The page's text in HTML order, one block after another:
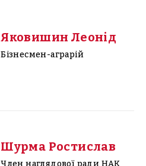
Яковишин Леонід
Бізнесмен-аграрій
Шурма Ростислав
Член наглядової ради НАК